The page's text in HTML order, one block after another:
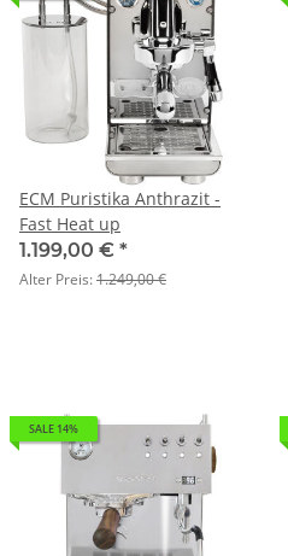
ECM Puristika Anthrazit -
Fast Heat up
1.199,00 € *
Alter Preis:1.249,00 €
SALE 14%